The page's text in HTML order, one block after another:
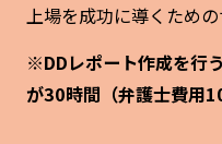
上場を成功に導くための
※DDレポート作成を行
が30時間（弁護士費用